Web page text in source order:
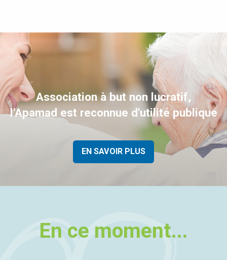
Association à but non lucratif,
l'Apamad est reconnue d'utilité publique
EN SAVOIR PLUS
En ce moment...